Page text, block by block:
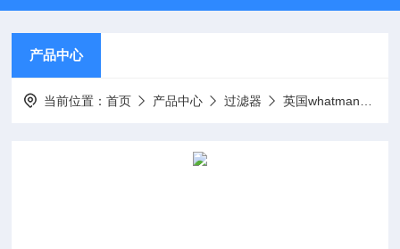
产品中心
当前位置：首页 产品中心 过滤器 英国whatman过滤纸、过滤膜